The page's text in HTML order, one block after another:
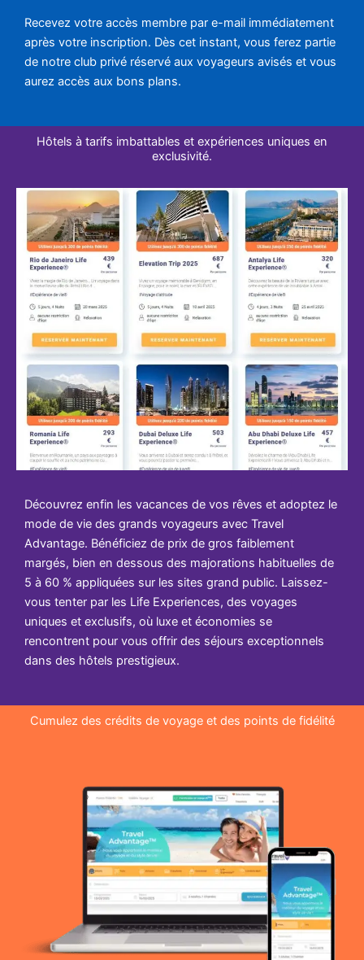
Recevez votre accès membre par e-mail immédiatement
après votre inscription. Dès cet instant, vous ferez partie
de notre club privé réservé aux voyageurs avisés et vous
aurez accès aux bons plans.
Hôtels à tarifs imbattables et expériences uniques en
exclusivité.
Découvrez enfin les vacances de vos rêves et adoptez le
mode de vie des grands voyageurs avec Travel
Advantage. Bénéficiez de prix de gros faiblement
margés, bien en dessous des majorations habituelles de
5 à 60 % appliquées sur les sites grand public. Laissez-
vous tenter par les Life Experiences, des voyages
uniques et exclusifs, où luxe et économies se
rencontrent pour vous offrir des séjours exceptionnels
dans des hôtels prestigieux.
Cumulez des crédits de voyage et des points de fidélité